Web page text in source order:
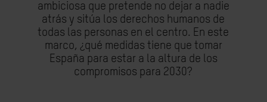
ambiciosa que pretende no dejar a nadie
atrás y sitúa los derechos humanos de
todas las personas en el centro. En este
marco, ¿qué medidas tiene que tomar
España para estar a la altura de los
compromisos para 2030?